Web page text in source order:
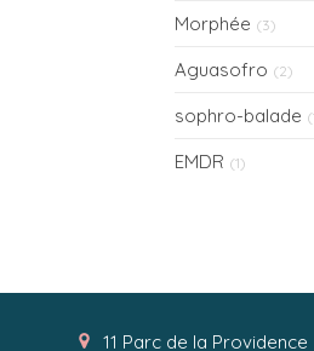
Morphée (3)
Aguasofro (2)
sophro-balade
EMDR (1)
11 Parc de la Providence